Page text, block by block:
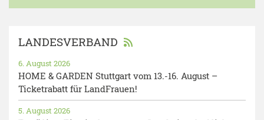
LANDESVERBAND
HOME & GARDEN Stuttgart vom 13.-16. August –
Ticketrabatt für LandFrauen!
6. August 2026
5. August 2026